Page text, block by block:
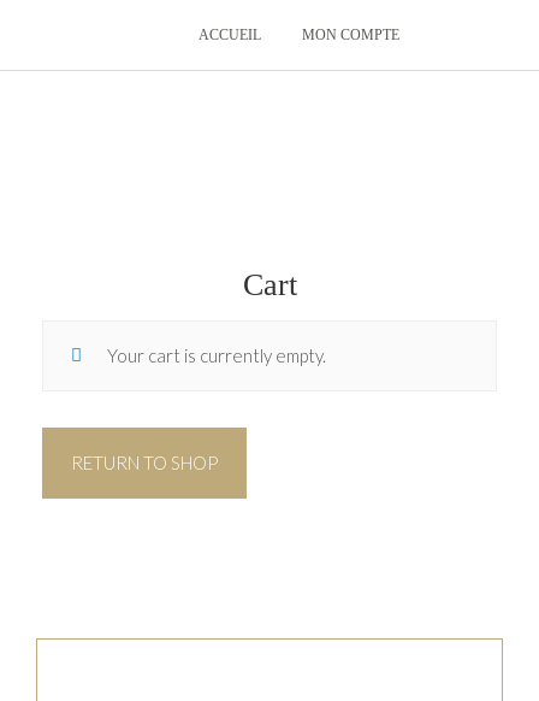
ACCUEIL MON COMPTE
Cart
Your cart is currently empty.
RETURN TO SHOP